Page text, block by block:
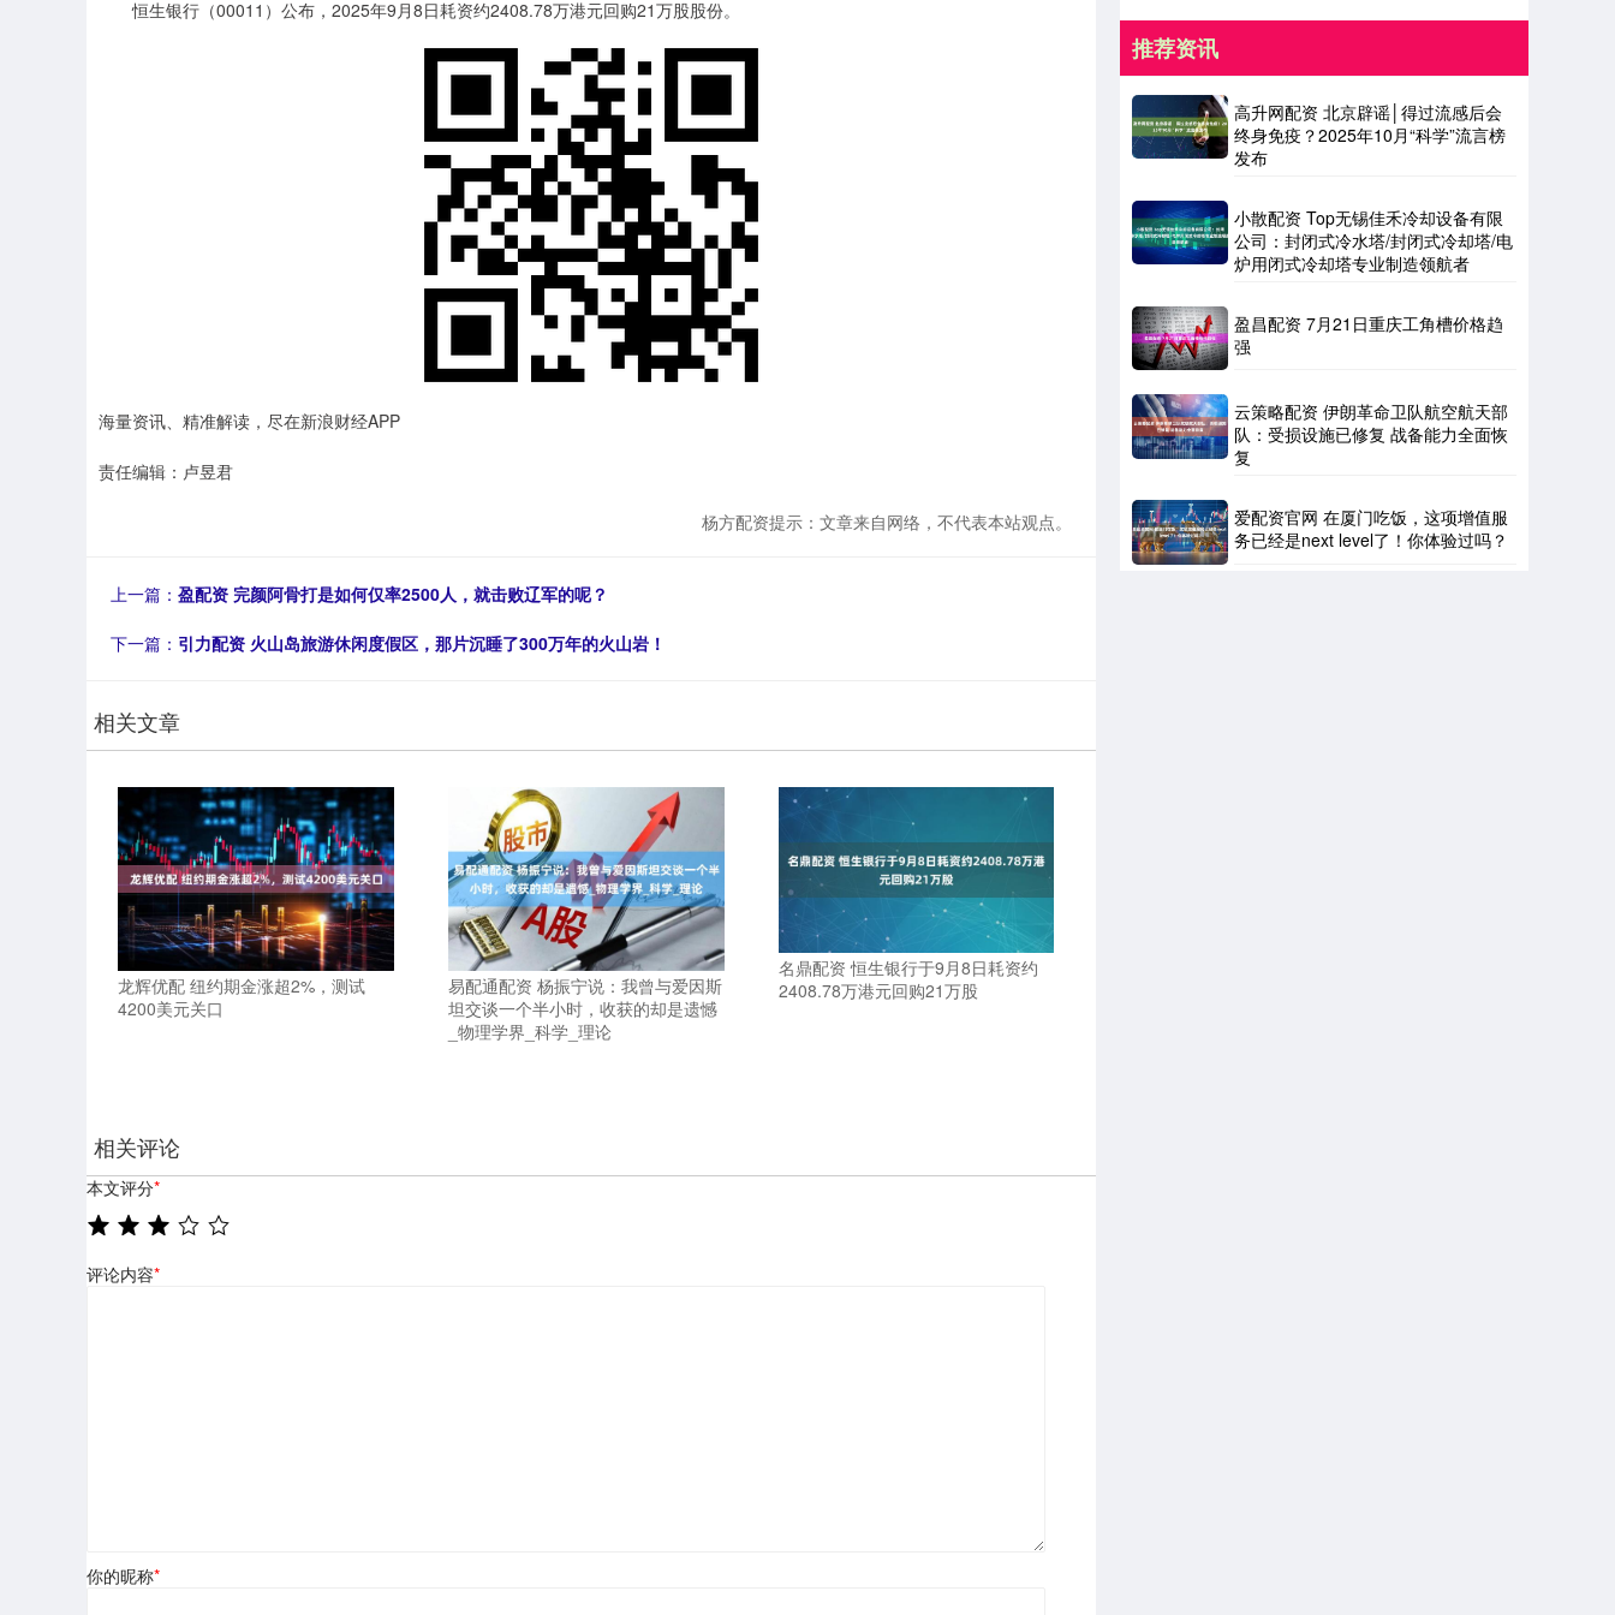
恒生银行（00011）公布，2025年9月8日耗资约2408.78万港元回购21万股股份。
海量资讯、精准解读，尽在新浪财经APP
责任编辑：卢昱君
杨方配资提示：文章来自网络，不代表本站观点。
上一篇： 盈配资 完颜阿骨打是如何仅率2500人，就击败辽军的呢？
下一篇： 引力配资 火山岛旅游休闲度假区，那片沉睡了300万年的火山岩！
相关文章
龙辉优配 纽约期金涨超2%，测试
4200美元关口
易配通配资 杨振宁说：我曾与爱因斯
坦交谈一个半小时，收获的却是遗憾
_物理学界_科学_理论
名鼎配资 恒生银行于9月8日耗资约
2408.78万港元回购21万股
相关评论
本文评分*
评论内容*
你的昵称*
推荐资讯
高升网配资 北京辟谣│得过流感后会
终身免疫？2025年10月“科学”流言榜
发布
小散配资 Top无锡佳禾冷却设备有限
公司：封闭式冷水塔/封闭式冷却塔/电
炉用闭式冷却塔专业制造领航者
盈昌配资 7月21日重庆工角槽价格趋
强
云策略配资 伊朗革命卫队航空航天部
队：受损设施已修复 战备能力全面恢
复
爱配资官网 在厦门吃饭，这项增值服
务已经是next level了！你体验过吗？